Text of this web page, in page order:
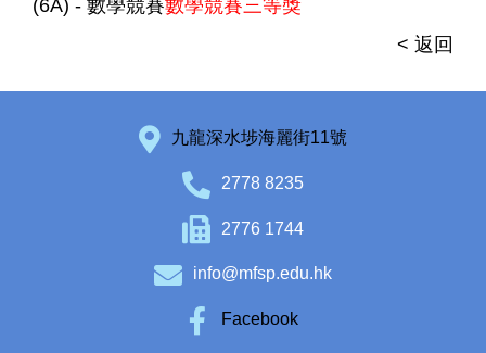
(6A) - 數學競賽數學競賽三等獎
< 返回
九龍深水埗海麗街11號
2778 8235
2776 1744
info@mfsp.edu.hk
Facebook